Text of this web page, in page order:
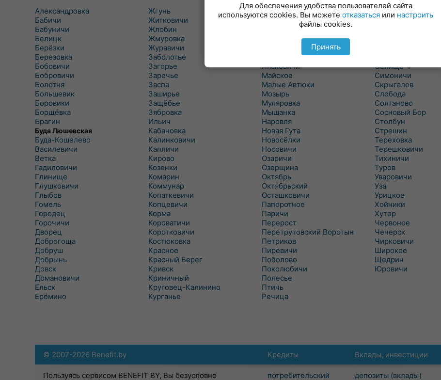
Александровка
Бабичи
Бабуничи
Белицк
Берёзки
Березовка
Бобовичи
Бобровичи
Болотня
Большевик
Боровики
Борщёвка
Брагин
Буда Люшевская
Буда-Кошелево
Василевичи
Ветка
Гадиловичи
Глинище
Глушковичи
Глыбов
Гомель
Городец
Горочичи
Дворец
Доброгоща
Добруш
Добрынь
Довск
Домановичи
Ельск
Ерёмино
Жгунь
Житковичи
Жлобин
Жмуровка
Журавичи
Заболотье
Загорье
Заречье
Заспа
Заширье
Защёбье
Зябровка
Ильич
Кабановка
Калинковичи
Капличи
Кирово
Козенки
Комарин
Коммунар
Копаткевичи
Копцевичи
Корма
Короватичи
Коротковичи
Костюковка
Красное
Красный Берег
Кривск
Криничный
Круговец-Калинино
Курганье
Куритичи
Лельчицы
Лясковичи
Майское
Малые Автюки
Мозырь
Муляровка
Мышанка
Наровля
Новая Гута
Новосёлки
Носовичи
Озаричи
Озерщина
Октябрь
Октябрьский
Осташковичи
Папоротное
Паричи
Перерост
Перетрутовский Воротын
Петриков
Пиревичи
Поболово
Поколюбичи
Полесье
Птичь
Речица
Ровенская Слобода
Рогачев
Селище-1
Симоничи
Скрыгалов
Слобода
Солтаново
Сосновый Бор
Столбун
Стрешин
Тереховка
Терешковичи
Тихиничи
Туров
Уваровичи
Уза
Урицкое
Хойники
Хутор
Червоное
Чечерск
Чирковичи
Широкое
Щедрин
Юровичи
Кредиты
потребительский
Вклады, инвестиции
депозиты (вклады)
© 2007-2026 Benefit.by
Пользуясь сервисом BENEFIT BY, Вы безусловно
Для обеспечения удобства пользователей сайта
используются cookies. Вы можете отказаться или настроить
файлы cookies.
Принять